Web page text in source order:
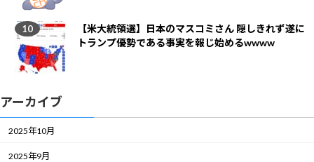
【米大統領選】日本のマスコミさん 隠しきれず遂に
トランプ優勢である事実を報じ始めるwwww
アーカイブ
2025年10月
2025年9月